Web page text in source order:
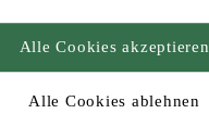
Alle Cookies ablehnen
Alle Cookies akzeptieren